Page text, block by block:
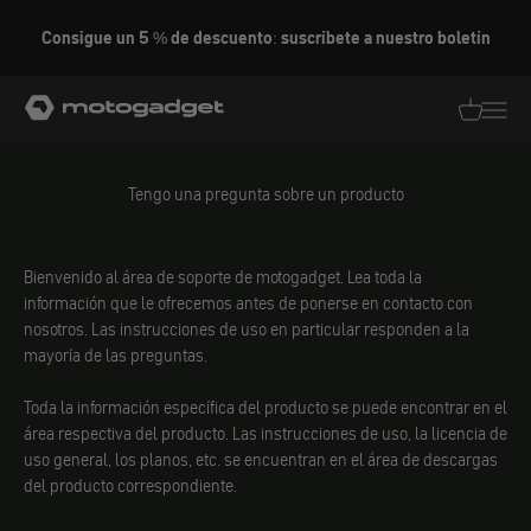
Consigue un 5 % de descuento: suscríbete a nuestro boletín
motogadget GmbH
Tengo una pregunta sobre un producto
Bienvenido al área de soporte de motogadget. Lea toda la
información que le ofrecemos antes de ponerse en contacto con
nosotros. Las instrucciones de uso en particular responden a la
mayoría de las preguntas.
Toda la información específica del producto se puede encontrar en el
área respectiva del producto. Las instrucciones de uso, la licencia de
uso general, los planos, etc. se encuentran en el área de descargas
del producto correspondiente.